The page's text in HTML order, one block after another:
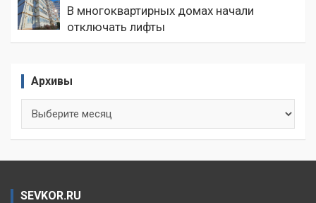
В многоквартирных домах начали
отключать лифты
Архивы
SEVKOR.RU